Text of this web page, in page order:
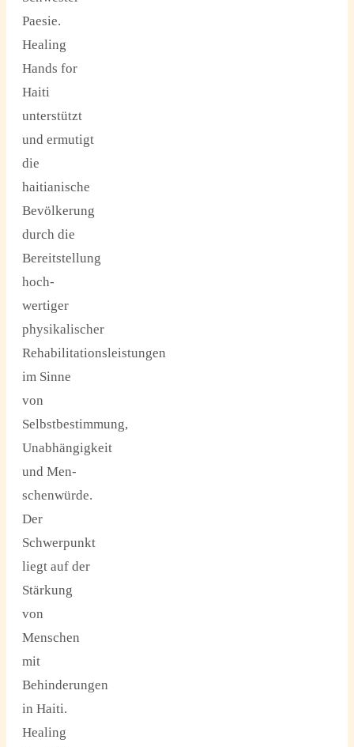
Paesie.
Healing
Hands for
Haiti
unterstützt
und ermutigt
die
haitianische
Bevölkerung
durch die
Bereitstellung
hoch-
wertiger
physikalischer
Rehabilitationsleistungen
im Sinne
von
Selbstbestimmung,
Unabhängigkeit
und Men-
schenwürde.
Der
Schwerpunkt
liegt auf der
Stärkung
von
Menschen
mit
Behinderungen
in Haiti.
Healing